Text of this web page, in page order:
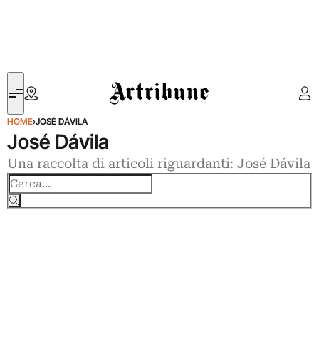
Artribune
HOME›JOSÉ DÁVILA
José Dávila
Una raccolta di articoli riguardanti: José Dávila